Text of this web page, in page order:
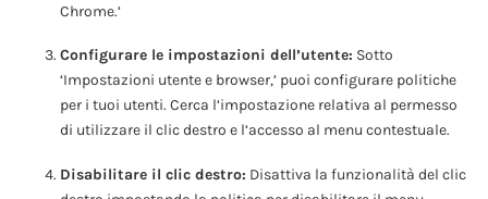
Chrome.’
Configurare le impostazioni dell’utente: Sotto
‘Impostazioni utente e browser,’ puoi configurare politiche
per i tuoi utenti. Cerca l’impostazione relativa al permesso
di utilizzare il clic destro e l’accesso al menu contestuale.
Disabilitare il clic destro: Disattiva la funzionalità del clic